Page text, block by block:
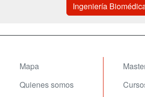
Ingeniería
Mapa
Quienes somos